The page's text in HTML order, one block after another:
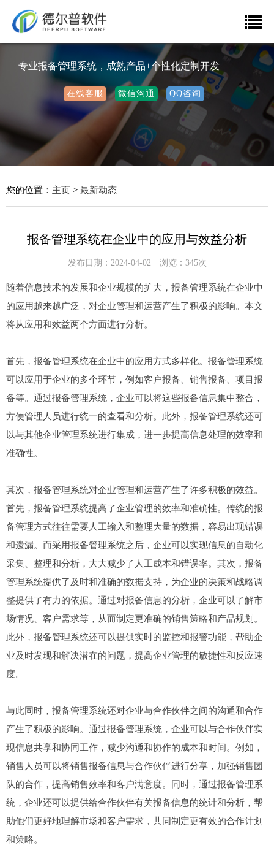
专业报备管理系统，成熟产品+个性化定制开发
在线客服 微信沟通 QQ咨询
您的位置： 主页 > 最新动态
报备管理系统在企业中的应用与效益分析
发布日期：2024-04-02 浏览：345次
随着信息技术的发展和企业规模的扩大，报备管理系统在企业中
的应用越来越广泛，对企业管理和运营产生了积极的影响。本文
将从应用和效益两个方面进行分析。
首先，报备管理系统在企业中的应用方式多样化。报备管理系统
可以应用于企业的多个环节，例如客户报备、销售报备、项目报
备等。通过报备管理系统，企业可以将这些报备信息集中整合，
方便管理人员进行统一的查看和分析。此外，报备管理系统还可
以与其他企业管理系统进行集成，进一步提高信息处理的效率和
准确性。
其次，报备管理系统对企业管理和运营产生了许多积极的效益。
首先，报备管理系统提高了企业管理的效率和准确性。传统的报
备管理方式往往需要人工输入和整理大量的数据，容易出现错误
和遗漏。而采用报备管理系统之后，企业可以实现信息的自动化
采集、整理和分析，大大减少了人工成本和错误率。其次，报备
管理系统提供了及时和准确的数据支持，为企业的决策和战略调
整提供了有力的依据。通过对报备信息的分析，企业可以了解市
场情况、客户需求等，从而制定更准确的销售策略和产品规划。
此外，报备管理系统还可以提供实时的监控和报警功能，帮助企
业及时发现和解决潜在的问题，提高企业管理的敏捷性和反应速
度。
与此同时，报备管理系统还对企业与合作伙伴之间的沟通和合作
产生了积极的影响。通过报备管理系统，企业可以与合作伙伴实
现信息共享和协同工作，减少沟通和协作的成本和时间。例如，
销售人员可以将销售报备信息与合作伙伴进行分享，加强销售团
队的合作，提高销售效率和客户满意度。同时，通过报备管理系
统，企业还可以提供给合作伙伴有关报备信息的统计和分析，帮
助他们更好地理解市场和客户需求，共同制定更有效的合作计划
和策略。